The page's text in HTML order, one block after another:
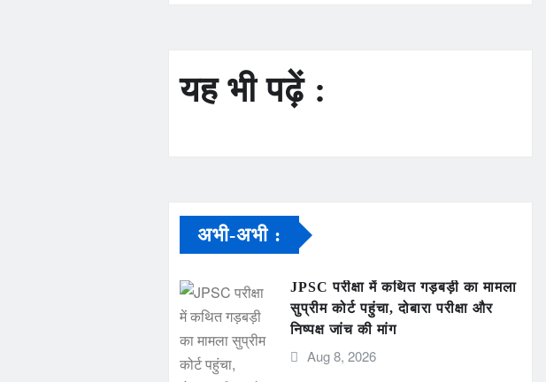
यह भी पढ़ें :
अभी-अभी :
JPSC परीक्षा में कथित गड़बड़ी का मामला
सुप्रीम कोर्ट पहुंचा, दोबारा परीक्षा और
निष्पक्ष जांच की मांग
Aug 8, 2026